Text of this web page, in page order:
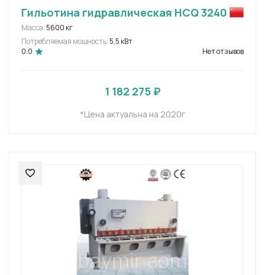
Гильотина гидравлическая HCQ 3240
Масса: 5600 кг
Потребляемая мощность: 5.5 кВт
0.0
Нет отзывов
1 182 275 ₽
*Цена актуальна на 2020г